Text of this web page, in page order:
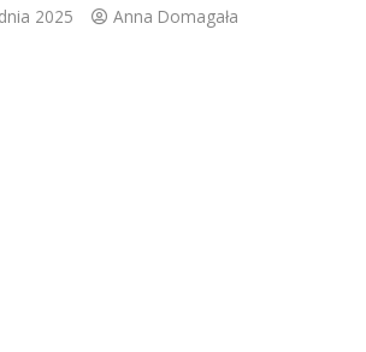
2025 Anna Domagała